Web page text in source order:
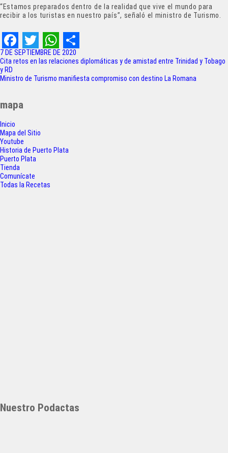
“Estamos preparados dentro de la realidad que vive el mundo para
recibir a los turistas en nuestro país”, señaló el ministro de Turismo.
F
a
e
b
o
o
k
T
w
t
e
r
W
h
p
S
h
7 DE SEPTIEMBRE DE 2020
Navegación
de
Cita retos en las relaciones diplomáticas y de amistad entre Trinidad y Tobago
y RD
Ministro de Turismo manifiesta compromiso con destino La Romana
mapa
Inicio
Mapa del Sitio
Youtube
Historia de Puerto Plata
Puerto Plata
Tienda
Comunícate
Todas la Recetas
Nuestro Podactas